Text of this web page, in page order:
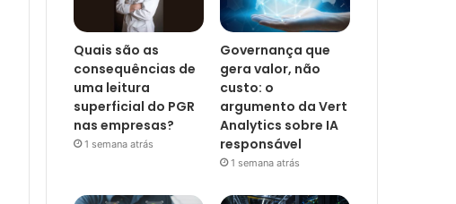
Quais são as
consequências de
uma leitura
superficial do PGR
nas empresas?
1 semana atrás
Governança que
gera valor, não
custo: o
argumento da Vert
Analytics sobre IA
responsável
1 semana atrás